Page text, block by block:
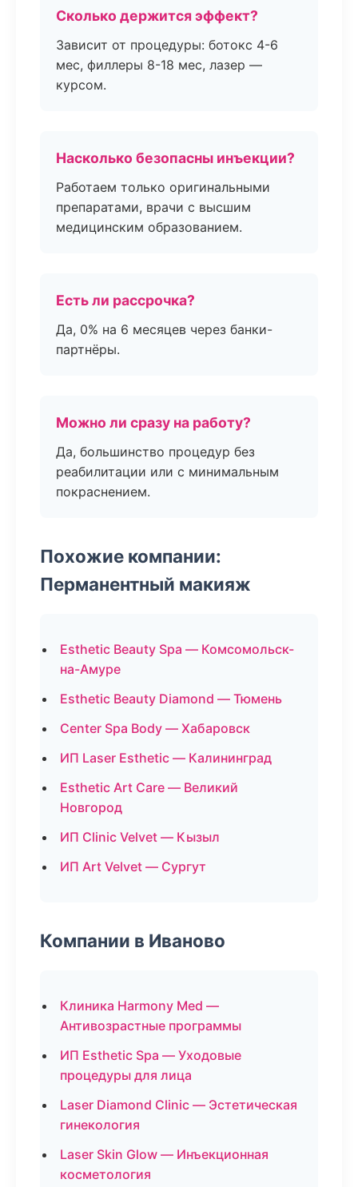
Сколько держится эффект?
Зависит от процедуры: ботокс 4-6
мес, филлеры 8-18 мес, лазер —
курсом.
Насколько безопасны инъекции?
Работаем только оригинальными
препаратами, врачи с высшим
медицинским образованием.
Есть ли рассрочка?
Да, 0% на 6 месяцев через банки-
партнёры.
Можно ли сразу на работу?
Да, большинство процедур без
реабилитации или с минимальным
покраснением.
Похожие компании:
Перманентный макияж
Esthetic Beauty Spa — Комсомольск-
на-Амуре
Esthetic Beauty Diamond — Тюмень
Center Spa Body — Хабаровск
ИП Laser Esthetic — Калининград
Esthetic Art Care — Великий
Новгород
ИП Clinic Velvet — Кызыл
ИП Art Velvet — Сургут
Компании в Иваново
Клиника Harmony Med —
Антивозрастные программы
ИП Esthetic Spa — Уходовые
процедуры для лица
Laser Diamond Clinic — Эстетическая
гинекология
Laser Skin Glow — Инъекционная
косметология